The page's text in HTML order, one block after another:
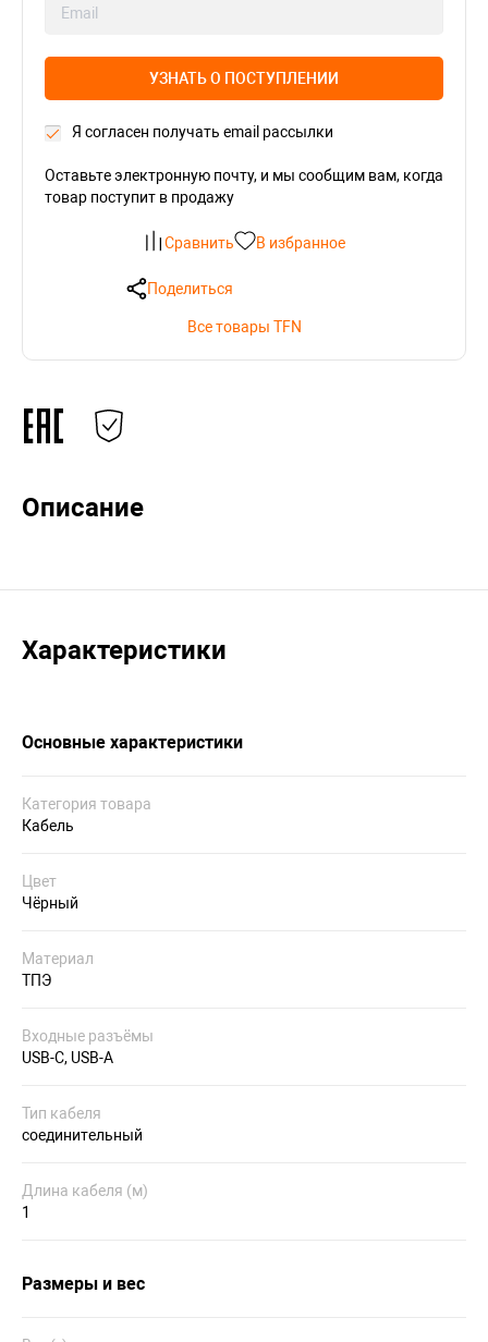
УЗНАТЬ О ПОСТУПЛЕНИИ
Я согласен получать email рассылки
Оставьте электронную почту, и мы сообщим вам, когда
товар поступит в продажу
Сравнить В избранное
Поделиться
Все товары TFN
Описание
Характеристики
Основные характеристики
Категория товара
Кабель
Цвет
Чёрный
Материал
ТПЭ
Входные разъёмы
USB-C, USB-A
Тип кабеля
соединительный
Длина кабеля (м)
1
Размеры и вес